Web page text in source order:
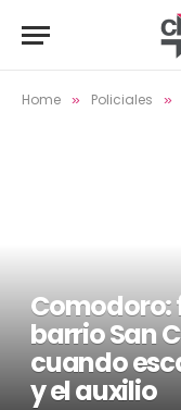
Home » Policiales »
Comodoro:
barrio San
cuando
y el auxilio